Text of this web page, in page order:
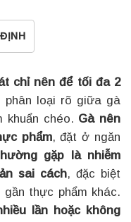
chỉ nên để tối đa 2
phân loại rõ giữa gà
khuẩn chéo. Gà nên
phẩm, đặt ở ngăn
gặp là nhiễm
sai cách, đặc biệt
thực phẩm khác.
lần hoặc không